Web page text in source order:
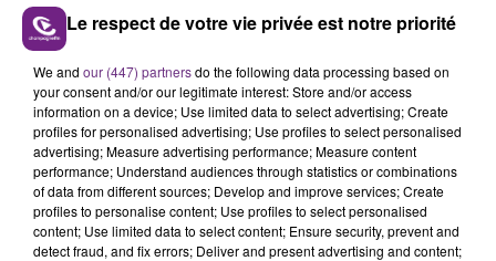
6 août 2026
SI TOUT LE MONDE FAIT ÇA, MOI L'ANNÉE
PROCHAINE JE VENDANGE EN...
La vendange en Champagne a débuté ce jeudi 6
août dans la commune de Montgueux (Aube). Du
Le respect de votre vie privée est notre priorité
We and our (447) partnersdo the following data processing based on
your consent and/or our legitimate interest: Store and/or access
information on a device; Use limited data to select advertising; Create
profiles for personalised advertising; Use profiles to select personalised
advertising; Measure advertising performance; Measure content
performance; Understand audiences through statistics or combinations
of data from different sources; Develop and improve services; Create
profiles to personalise content; Use profiles to select personalised
content; Use limited data to select content; Ensure security, prevent and
detect fraud, and fix errors; Deliver and present advertising and content;